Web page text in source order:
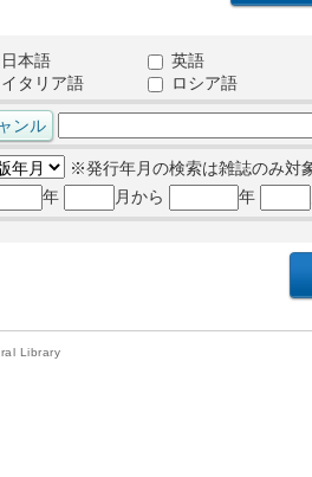
日本語
英語
イタリア語
ロシア語
※発行年月の検索は雑誌のみ対
年
月から 年
Library